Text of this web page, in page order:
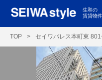
生和の
賃貸物
TOP
TOP
TOP > セイワパレス本町東